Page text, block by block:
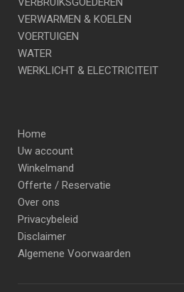
VERWARMEN & KOELEN
VOERTUIGEN
WATER
WERKLICHT & ELECTRICITEIT
Home
Uw account
Winkelmand
Offerte / Reservatie
Over ons
Privacybeleid
Disclaimer
Algemene Voorwaarden